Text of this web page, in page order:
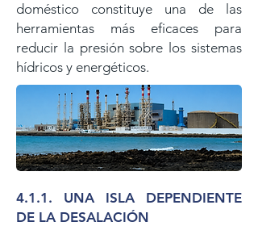
doméstico constituye una de las
herramientas más eficaces para
reducir la presión sobre los sistemas
hídricos y energéticos.
4.1.1. UNA ISLA DEPENDIENTE
DE LA DESALACIÓN